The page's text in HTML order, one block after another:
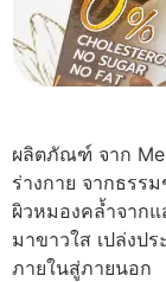
ผลิตภัณฑ์ จาก
ร่างกาย จากธร
ผิวหมองคล้ำจาก
มาขาวใส เปล่งป
ภายในสู่ภายนอก